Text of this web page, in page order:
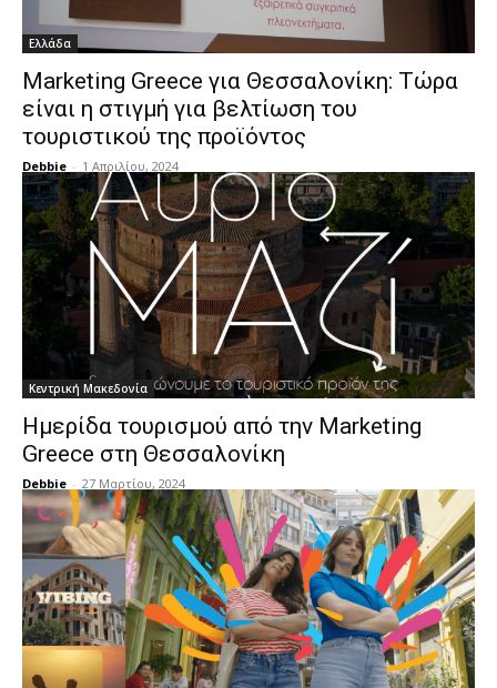
Ελλάδα
Marketing Greece για Θεσσαλονίκη: Τώρα
είναι η στιγμή για βελτίωση του
τουριστικού της προϊόντος
Debbie - 1 Απριλίου, 2024
Κεντρική Μακεδονία
Ημερίδα τουρισμού από την Marketing
Greece στη Θεσσαλονίκη
Debbie - 27 Μαρτίου, 2024